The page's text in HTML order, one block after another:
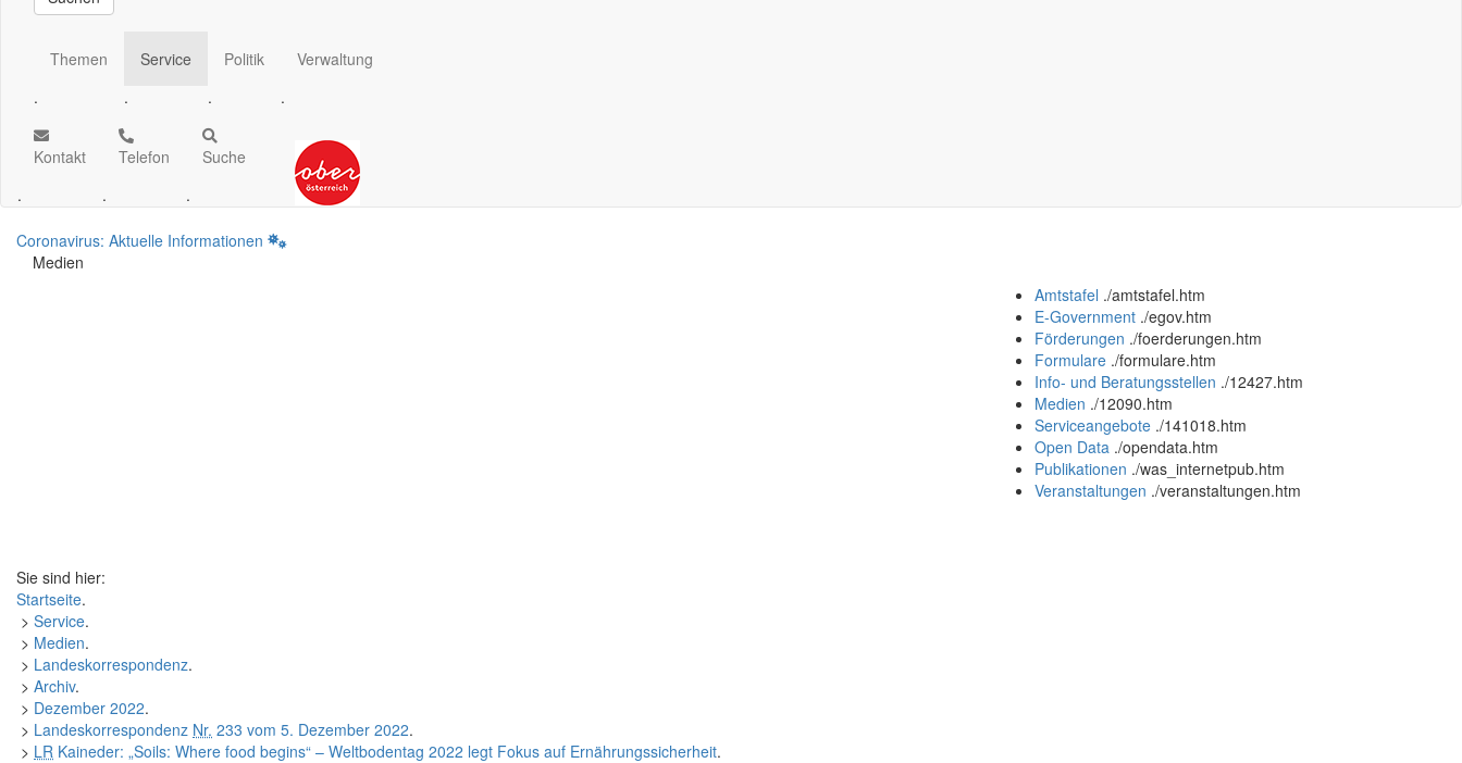
Themen
.
Service
.
Politik
.
Verwaltung
.
Kontakt
.
Telefon
.
Suche
.
Coronavirus: Aktuelle Informationen
Medien
Amtstafel ./amtstafel.htm
E-Government ./egov.htm
Förderungen ./foerderungen.htm
Formulare ./formulare.htm
Info- und Beratungsstellen ./12427.htm
Medien ./12090.htm
Serviceangebote ./141018.htm
Open Data ./opendata.htm
Publikationen ./was_internetpub.htm
Veranstaltungen ./veranstaltungen.htm
Sie sind hier:
Startseite.
> Service.
> Medien.
> Landeskorrespondenz.
> Archiv.
> Dezember 2022.
> Landeskorrespondenz Nr. 233 vom 5. Dezember 2022.
> LR Kaineder: „Soils: Where food begins“ – Weltbodentag 2022 legt Fokus auf Ernährungssicherheit.